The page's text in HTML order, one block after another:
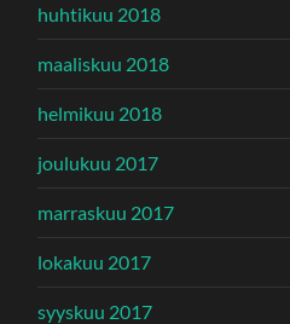
huhtikuu 2018
maaliskuu 2018
helmikuu 2018
joulukuu 2017
marraskuu 2017
lokakuu 2017
syyskuu 2017